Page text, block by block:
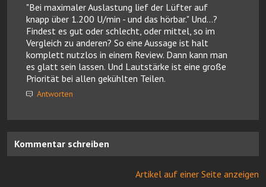
"Bei maximaler Auslastung lief der Lüfter auf
knapp über 1.200 U/min - und das hörbar." Und...?
Findest es gut oder schlecht, oder mittel, so im
Vergleich zu anderen? So eine Aussage ist halt
komplett nutzlos in einem Review. Dann kann man
es glatt sein lassen. Und Lautstärke ist eine große
Priorität bei allen gekühlten Teilen.
Antworten
Kommentar schreiben
Artikel auf einer Seite anzeigen